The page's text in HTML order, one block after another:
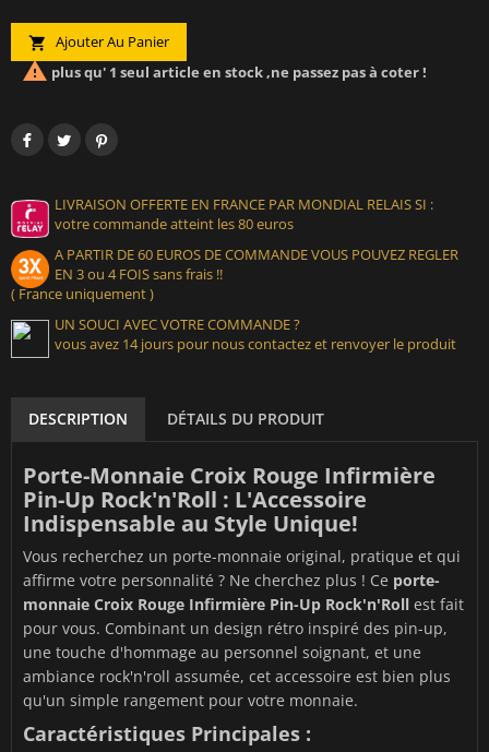
 Ajouter Au Panier
 plus qu' 1 seul article en stock ,ne passez pas à coter !
LIVRAISON OFFERTE EN FRANCE PAR MONDIAL RELAIS SI :
votre commande atteint les 80 euros
A PARTIR DE 60 EUROS DE COMMANDE VOUS POUVEZ REGLER
EN 3 ou 4 FOIS sans frais !!
( France uniquement )
UN SOUCI AVEC VOTRE COMMANDE ?
vous avez 14 jours pour nous contactez et renvoyer le produit
DESCRIPTION DÉTAILS DU PRODUIT
Porte-Monnaie Croix Rouge Infirmière
Pin-Up Rock'n'Roll : L'Accessoire
Indispensable au Style Unique!
Vous recherchez un porte-monnaie original, pratique et qui
affirme votre personnalité ? Ne cherchez plus ! Ce porte-
monnaie Croix Rouge Infirmière Pin-Up Rock'n'Roll est fait
pour vous. Combinant un design rétro inspiré des pin-up,
une touche d'hommage au personnel soignant, et une
ambiance rock'n'roll assumée, cet accessoire est bien plus
qu'un simple rangement pour votre monnaie.
Caractéristiques Principales :